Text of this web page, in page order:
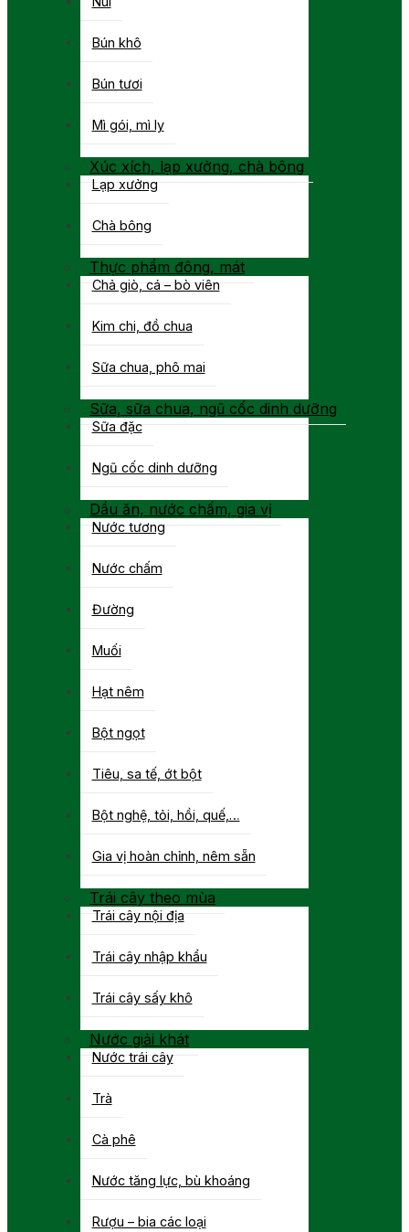
Bún khô
Bún tươi
Mì gói, mì ly
Xúc xích, lạp xưởng, chà bông
Lạp xưởng
Chà bông
Thực phẩm đông, mát
Chả giò, cá – bò viên
Kim chi, đồ chua
Sữa chua, phô mai
Sữa, sữa chua, ngũ cốc dinh dưỡng
Sữa đặc
Ngũ cốc dinh dưỡng
Dầu ăn, nước chấm, gia vị
Nước tương
Nước chấm
Đường
Muối
Hạt nêm
Bột ngọt
Tiêu, sa tế, ớt bột
Bột nghệ, tỏi, hồi, quế,…
Gia vị hoàn chỉnh, nêm sẵn
Trái cây theo mùa
Trái cây nội địa
Trái cây nhập khẩu
Trái cây sấy khô
Nước giải khát
Nước trái cây
Trà
Cà phê
Nước tăng lực, bù khoáng
Rượu – bia các loại